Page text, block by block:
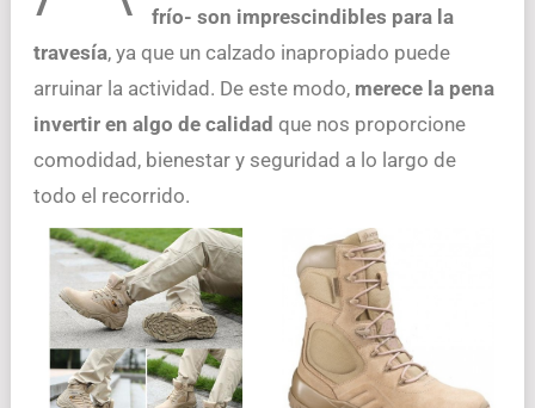
frío- son imprescindibles para la
travesía, ya que un calzado inapropiado puede
arruinar la actividad. De este modo, merece la pena
invertir en algo de calidad que nos proporcione
comodidad, bienestar y seguridad a lo largo de
todo el recorrido.